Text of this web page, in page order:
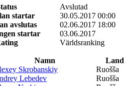
Avslutad
startar
30.05.2017 00:00
avslutas
02.06.2017 18:00
startar
03.06.2017
Världsranking
Namn Land
Skrobanskiy Ruošša
Lebedev Ruošša